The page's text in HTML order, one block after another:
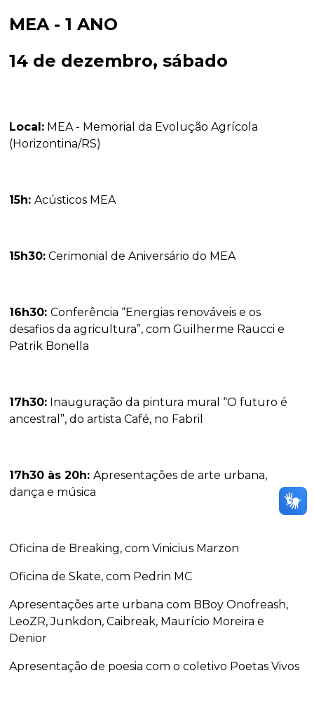
MEA - 1 ANO
14 de dezembro, sábado
Local: MEA - Memorial da Evolução Agrícola
(Horizontina/RS)
15h:Acústicos MEA
15h30: Cerimonial de Aniversário do MEA
16h30:Conferência “Energias renováveis e os
desafios da agricultura”, com Guilherme Raucci e
Patrik Bonella
17h30: Inauguração da pintura mural “O futuro é
ancestral”, do artista Café, no Fabril
17h30 às 20h:Apresentações de arte urbana,
dança e música
Oficina de Breaking, com Vinicius Marzon
Oficina de Skate, com Pedrin MC
Apresentações arte urbana com BBoy Onofreash,
LeoZR, Junkdon, Caibreak, Maurício Moreira e
Denior
Apresentação de poesia com o coletivo Poetas Vivos